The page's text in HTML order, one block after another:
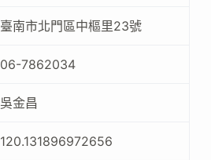
臺南市北門區中樞里23號
06-7862034
吳金昌
120.131896972656